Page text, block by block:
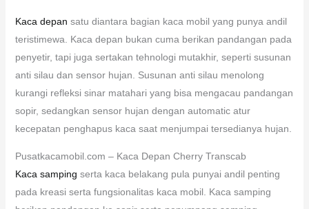
Kaca depan satu diantara bagian kaca mobil yang punya andil
teristimewa. Kaca depan bukan cuma berikan pandangan pada
penyetir, tapi juga sertakan tehnologi mutakhir, seperti susunan
anti silau dan sensor hujan. Susunan anti silau menolong
kurangi refleksi sinar matahari yang bisa mengacau pandangan
sopir, sedangkan sensor hujan dengan automatic atur
kecepatan penghapus kaca saat menjumpai tersedianya hujan.
Pusatkacamobil.com – Kaca Depan Cherry Transcab
Kaca samping serta kaca belakang pula punyai andil penting
pada kreasi serta fungsionalitas kaca mobil. Kaca samping